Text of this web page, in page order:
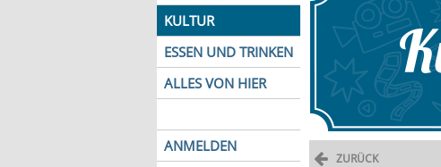
KULTUR
ESSEN UND TRINKEN
ALLES VON HIER
ANMELDEN
ZURÜCK